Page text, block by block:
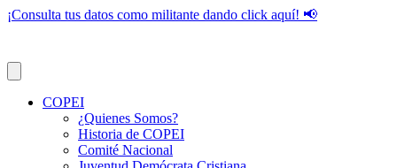
¡Consulta tus datos como militante dando click aquí! 📢
COPEI
¿Quienes Somos?
Historia de COPEI
Comité Nacional